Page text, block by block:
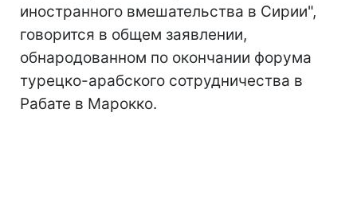
иностранного вмешательства в Сирии",
говорится в общем заявлении,
обнародованном по окончании форума
турецко-арабского сотрудничества в
Рабате в Марокко.